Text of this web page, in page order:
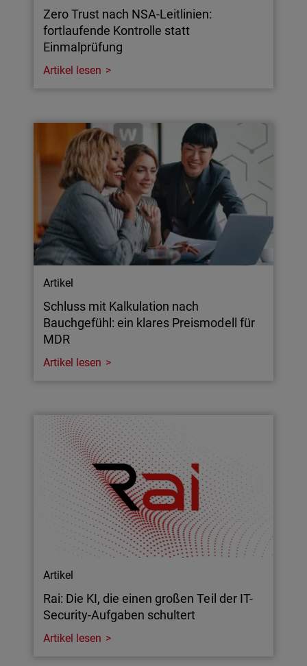
Zero Trust nach NSA-Leitlinien:
fortlaufende Kontrolle statt
Einmalprüfung
Artikel lesen
Artikel
Schluss mit Kalkulation nach
Bauchgefühl: ein klares Preismodell für
MDR
Artikel lesen
Artikel
Rai: Die KI, die einen großen Teil der IT-
Security-Aufgaben schultert
Artikel lesen